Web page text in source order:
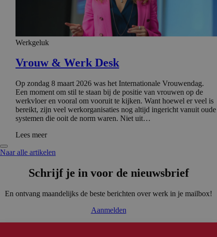
Werkgeluk
Vrouw & Werk Desk
Op zondag 8 maart 2026 was het Internationale Vrouwendag.
Een moment om stil te staan bij de positie van vrouwen op de
werkvloer en vooral om vooruit te kijken. Want hoewel er veel is
bereikt, zijn veel werkorganisaties nog altijd ingericht vanuit oude
systemen die ooit de norm waren. Niet uit…
Lees meer
Naar alle artikelen
Schrijf je in voor de nieuwsbrief
En ontvang maandelijks de beste berichten over werk in je mailbox!
Aanmelden